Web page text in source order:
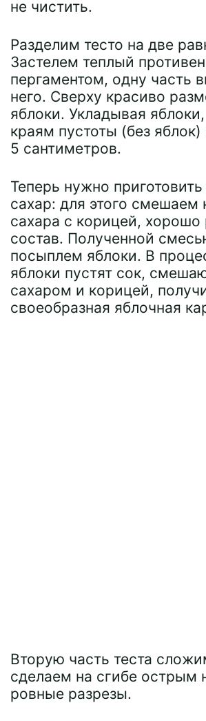
не чистить.
Разделим тесто на две
Застелем теплый
пергаментом, одну часть
него. Сверху красиво
яблоки. Укладывая
краям пустоты (без
5 сантиметров.
Теперь нужно
сахар: для этого смешаем
сахара с корицей,
состав. Полученной
посыплем яблоки. В
яблоки пустят сок,
сахаром и корицей,
своеобразная яблочная
Вторую часть теста
сделаем на сгибе
ровные разрезы.